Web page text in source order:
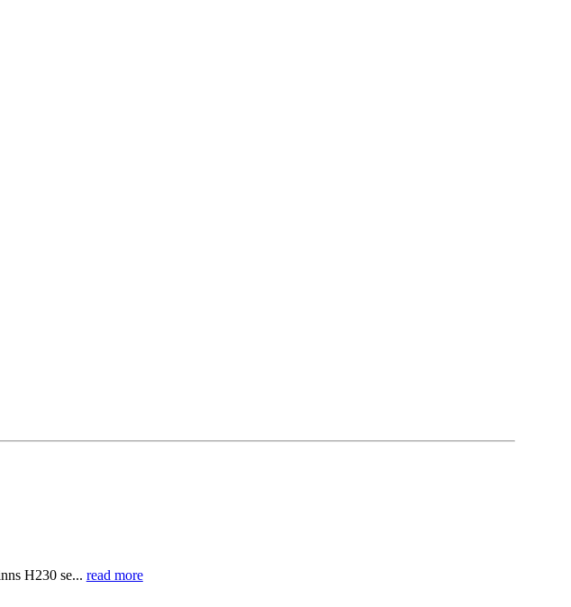
H230 se... read more